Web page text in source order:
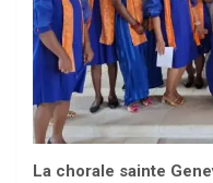
La chorale sainte